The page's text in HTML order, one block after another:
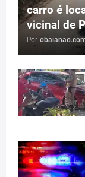
carro é
vicinal de
Por